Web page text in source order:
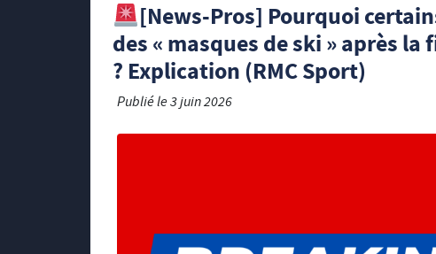
[News-Pros] Pourquoi
des « masques de ski » après
? Explication (RMC Sport)
Publié le3 juin 2026